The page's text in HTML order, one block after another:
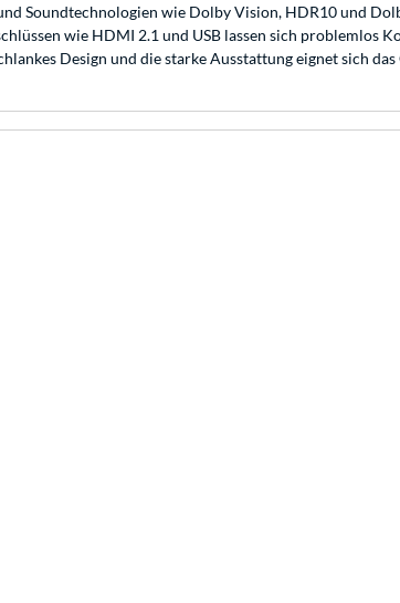
Soundtechnologien wie Dolby Vision, HDR10 und
wie HDMI 2.1 und USB lassen sich problemlos
Design und die starke Ausstattung eignet sich